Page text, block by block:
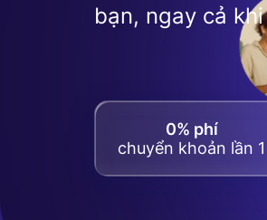
bạn, ngay cả
0% phí
chuyển khoản lần 1